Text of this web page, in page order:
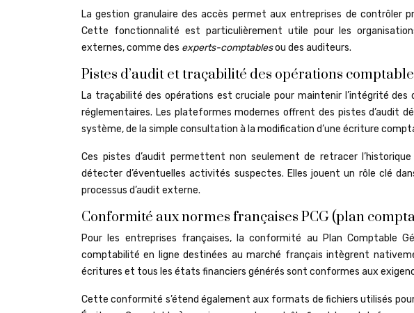
La gestion granulaire des accès permet aux entreprises de contrôler
Cette fonctionnalité est particulièrement utile pour les
externes, comme des experts-comptablesou des auditeurs.
Pistes d’audit et traçabilité des opérations
La traçabilité des opérations est cruciale pour maintenir l’intégrité
réglementaires. Les plateformes modernes offrent des pistes d’audit
système, de la simple consultation à la modification d’une écriture
Ces pistes d’audit permettent non seulement de retracer
détecter d’éventuelles activités suspectes. Elles jouent un rôle clé
processus d’audit externe.
Conformité aux normes françaises PCG (plan
Pour les entreprises françaises, la conformité au Plan Comptable
comptabilité en ligne destinées au marché français intègrent
écritures et tous les états financiers générés sont conformes aux
Cette conformité s’étend également aux formats de fichiers utilisés